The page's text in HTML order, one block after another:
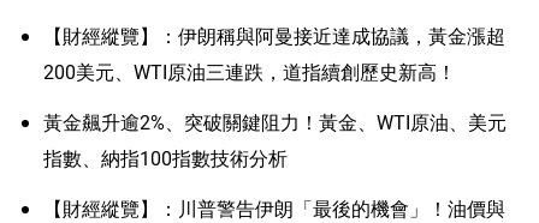
【財經縱覽】：伊朗稱與阿曼接近達成協議，黃金漲超
200美元、WTI原油三連跌，道指續創歷史新高！
黃金飆升逾2%、突破關鍵阻力！黃金、WTI原油、美元
指數、納指100指數技術分析
【財經縱覽】：川普警告伊朗「最後的機會」！油價與